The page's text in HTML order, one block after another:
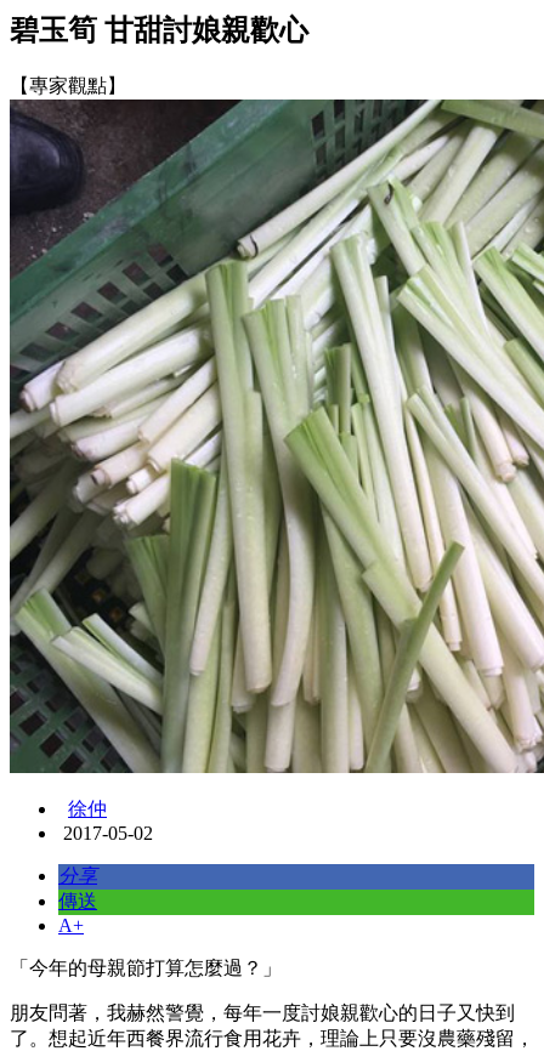
碧玉筍 甘甜討娘親歡心
【專家觀點】
徐仲
2017-05-02
分享
傳送
A+
「今年的母親節打算怎麼過？」
朋友問著，我赫然警覺，每年一度討娘親歡心的日子又快到
了。想起近年西餐界流行食用花卉，理論上只要沒農藥殘留，